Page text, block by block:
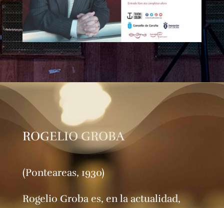
ROGELIO GROBA
(Ponteareas, 1930)
Rogelio Groba es, en la actualidad,